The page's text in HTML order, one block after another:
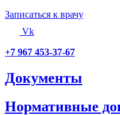
Записаться к врачу
Vk
+7 967 453-37-67
Документы
Нормативные